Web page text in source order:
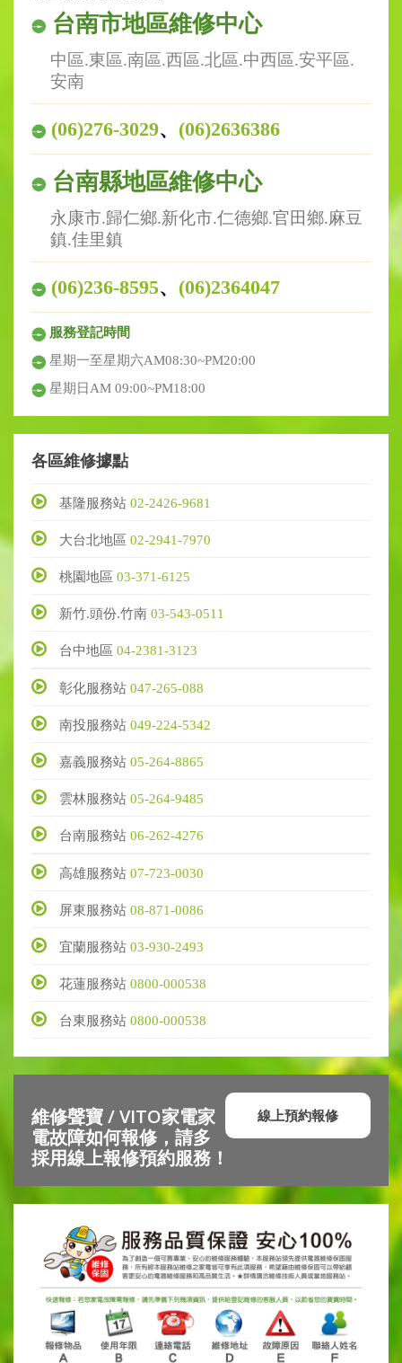
台南市地區維修中心
中區.東區.南區.西區.北區.中西區.安平區.
安南
(06)276-3029、 (06)2636386
台南縣地區維修中心
永康市.歸仁鄉.新化市.仁德鄉.官田鄉.麻豆
鎮.佳里鎮
(06)236-8595、 (06)2364047
服務登記時間
星期一至星期六AM08:30~PM20:00
星期日AM 09:00~PM18:00
各區維修據點
基隆服務站 02-2426-9681
大台北地區 02-2941-7970
桃園地區 03-371-6125
新竹.頭份.竹南 03-543-0511
台中地區 04-2381-3123
彰化服務站 047-265-088
南投服務站 049-224-5342
嘉義服務站 05-264-8865
雲林服務站 05-264-9485
台南服務站 06-262-4276
高雄服務站 07-723-0030
屏東服務站 08-871-0086
宜蘭服務站 03-930-2493
花蓮服務站 0800-000538
台東服務站 0800-000538
線上預約報修
維修聲寶 / VITO家電家
電故障如何報修，請多
採用線上報修預約服務！